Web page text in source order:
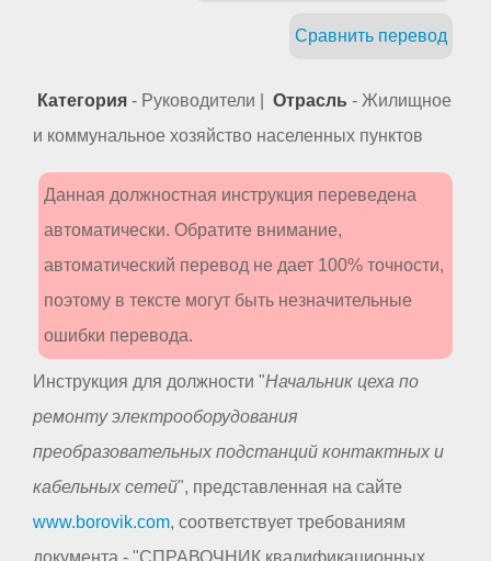
Сравнить перевод
Категория - Руководители | Отрасль - Жилищное
и коммунальное хозяйство населенных пунктов
Данная должностная инструкция переведена
автоматически. Обратите внимание,
автоматический перевод не дает 100% точности,
поэтому в тексте могут быть незначительные
ошибки перевода.
Инструкция для должности "Начальник цеха по
ремонту электрооборудования
преобразовательных подстанций контактных и
кабельных сетей", представленная на сайте
www.borovik.com, соответствует требованиям
документа - "СПРАВОЧНИК квалификационных